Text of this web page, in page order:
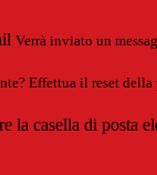
Verrà inviato un
Effettua il reset della
la casella di posta